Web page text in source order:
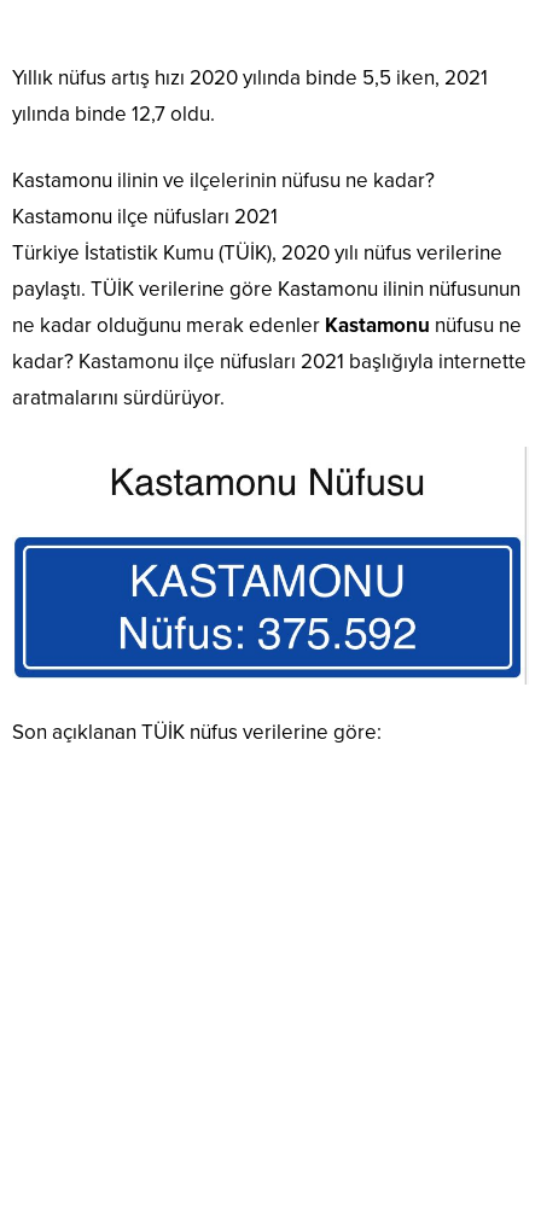
Yıllık nüfus artış hızı 2020 yılında binde 5,5 iken, 2021
yılında binde 12,7 oldu.
Kastamonu ilinin ve ilçelerinin nüfusu ne kadar?
Kastamonu ilçe nüfusları 2021
Türkiye İstatistik Kumu (TÜİK), 2020 yılı nüfus verilerine
paylaştı. TÜİK verilerine göre Kastamonu ilinin nüfusunun
ne kadar olduğunu merak edenler Kastamonu nüfusu ne
kadar? Kastamonu ilçe nüfusları 2021 başlığıyla internette
aratmalarını sürdürüyor.
Son açıklanan TÜİK nüfus verilerine göre: